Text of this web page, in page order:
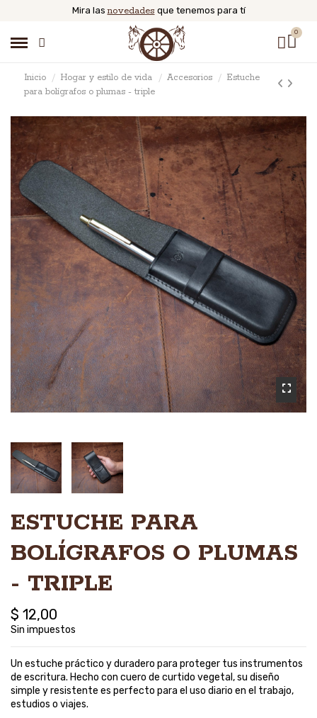
Mira lasnovedades que tenemos para tí
Inicio Hogar y estilo de vida Accesorios
Estuche
para bolígrafos o plumas - triple
ESTUCHE PARA
BOLÍGRAFOS O PLUMAS
- TRIPLE
$ 12,00
Sin impuestos
Un estuche práctico y duradero para proteger tus instrumentos
de escritura. Hecho con cuero de curtido vegetal, su diseño
simple y resistente es perfecto para el uso diario en el trabajo,
estudios o viajes.